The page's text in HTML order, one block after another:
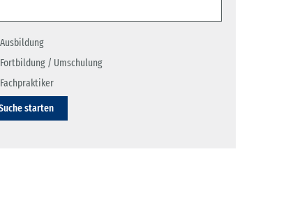
Ausbildung
Fortbildung / Umschulung
Fachpraktiker
starten